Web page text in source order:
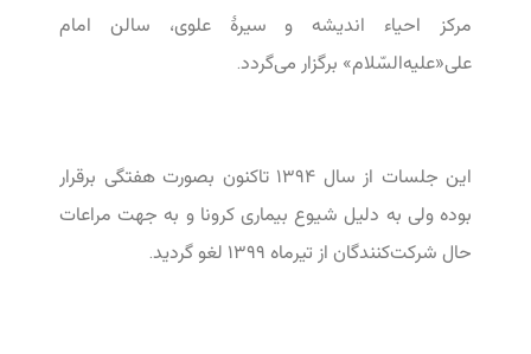
مرکز احیاء اندیشه و سیرۀ علوی، سالن امام
علی«علیه‌السّلام» برگزار می‌گردد.
این جلسات از سال ۱۳۹۴ تاکنون بصورت هفتگی برقرار
بوده ولی به دلیل شیوع بیماری کرونا و به جهت مراعات
حال شرکت‌کنندگان از تیرماه ۱۳۹۹ لغو گردید.